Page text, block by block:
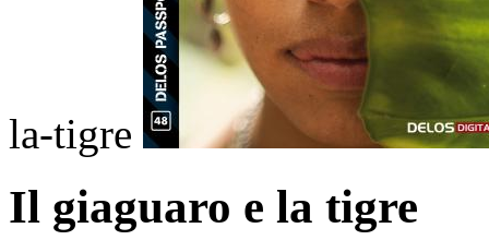
la-tigre
Il giaguaro e la tigre